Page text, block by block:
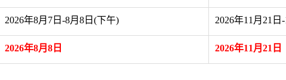
2026年8月7日-8月8日(下午) 2026年11月21日
2026年8月8日 2026年11月21日